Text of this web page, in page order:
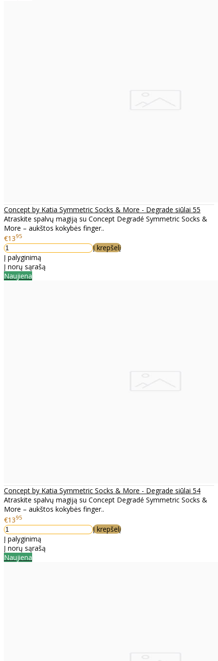
Concept by Katia Symmetric Socks & More - Degrade siūlai 55
Atraskite spalvų magiją su Concept Degradé Symmetric Socks &
More – aukštos kokybės finger..
€1395
Į krepšelį
Į palyginimą
Į norų sąrašą
Naujiena
Concept by Katia Symmetric Socks & More - Degrade siūlai 54
Atraskite spalvų magiją su Concept Degradé Symmetric Socks &
More – aukštos kokybės finger..
€1395
Į krepšelį
Į palyginimą
Į norų sąrašą
Naujiena